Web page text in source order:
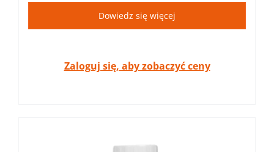
Dowiedz się więcej
Zaloguj się, aby zobaczyć ceny